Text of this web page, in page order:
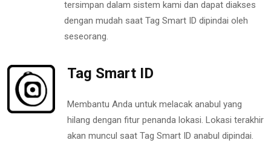
tersimpan dalam sistem kami dan dapat diakses
dengan mudah saat Tag Smart ID dipindai oleh
seseorang.
Tag Smart ID
Membantu Anda untuk melacak anabul yang
hilang dengan fitur penanda lokasi. Lokasi terakhir
akan muncul saat Tag Smart ID anabul dipindai.